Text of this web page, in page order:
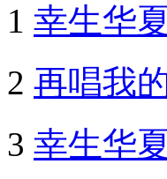
1 幸生华
2 再唱我
3 幸生华